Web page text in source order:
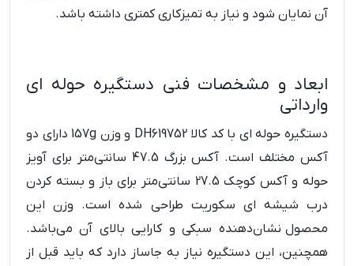
آن نمایان شود و نیاز به تمیزکاری کمتری داشته باشد.
ابعاد و مشخصات فنی دستگیره حوله ای
وارداتی
دستگیره حوله ای با کد کالا DH619752 و وزن 157g دارای دو
آکس مختلف است. آکس بزرگ 47.5 سانتی‌متر برای آویز
حوله و آکس کوچک 27.5 سانتی‌متر برای باز و بسته کردن
درب شیشه ‌ای سکوریت طراحی شده است. وزن این
محصول نشان‌دهنده سبکی و کارایی بالای آن می‌باشد.
همچنین، این دستگیره نیاز به جاساز دارد که باید قبل از